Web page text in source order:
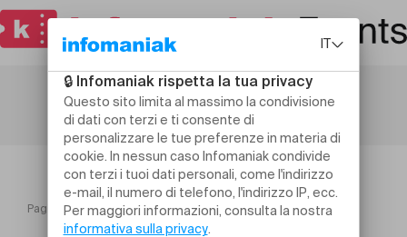
Pagina iniziale THÉA